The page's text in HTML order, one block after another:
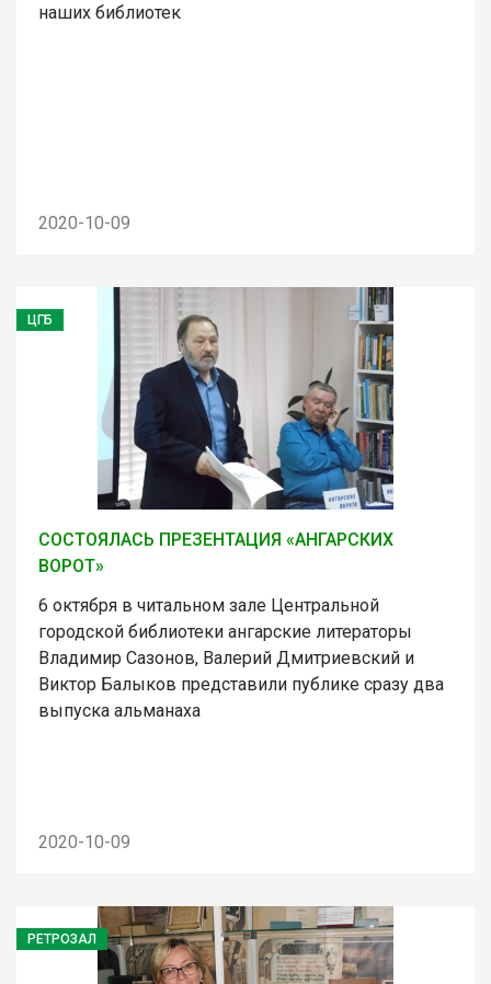
наших библиотек
2020-10-09
ЦГБ
СОСТОЯЛАСЬ ПРЕЗЕНТАЦИЯ «АНГАРСКИХ
ВОРОТ»
6 октября в читальном зале Центральной
городской библиотеки ангарские литераторы
Владимир Сазонов, Валерий Дмитриевский и
Виктор Балыков представили публике сразу два
выпуска альманаха
2020-10-09
РЕТРОЗАЛ